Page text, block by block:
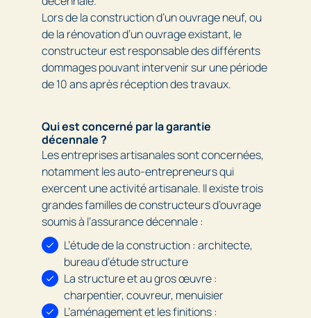
Lors de la construction d’un ouvrage neuf, ou
de la rénovation d’un ouvrage existant, le
constructeur est responsable des différents
dommages pouvant intervenir sur une période
de 10 ans après réception des travaux.
Qui est concerné par la garantie
décennale ?
Les entreprises artisanales sont concernées,
notamment les auto-entrepreneurs qui
exercent une activité artisanale. Il existe trois
grandes familles de constructeurs d’ouvrage
soumis à l’assurance décennale :
L’étude de la construction : architecte,
bureau d’étude structure
La structure et au gros œuvre :
charpentier, couvreur, menuisier
L’aménagement et les finitions :